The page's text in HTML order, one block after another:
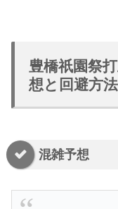
豊橋祇園祭
想と回避方法
混雑予想